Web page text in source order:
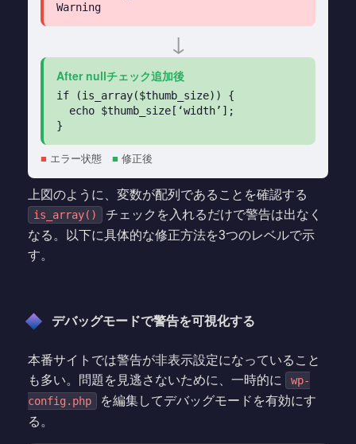
Warning
↓
After nullチェック追加後
if (is_array($thumb_size)) {
echo $thumb_size[‘width’];
}
■ エラー状態 ■ 修正後
上図のように、変数が配列であることを確認する
is_array()
チェックを入れるだけで警告は出なく
なる。以下に具体的な修正方法を3つのレベルで示
す。
デバッグモードで警告を可視化する
本番サイトでは警告が非表示設定になっていること
も多い。問題を見逃さないために、一時的に
wp-
config.php
を編集してデバッグモードを有効にす
る。